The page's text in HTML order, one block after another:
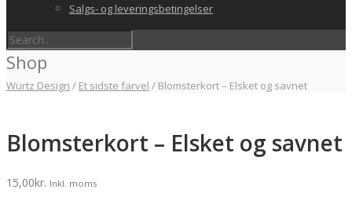
Salgs- og leveringsbetingelser
Shop
Würtz Design / Et sidste farvel / Blomsterkort – Elsket og savnet
Blomsterkort – Elsket og savnet
15,00kr. Inkl. moms